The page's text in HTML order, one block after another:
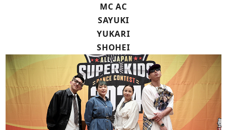
MC AC
SAYUKI
YUKARI
SHOHEI